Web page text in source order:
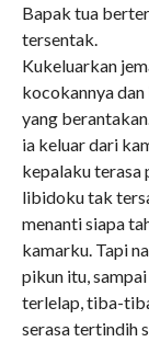
Bapak tua
tersentak.
Kukeluarkan
kocokannya
yang
ia keluar dari
kepalaku terasa
libidoku tak
menanti siapa
kamarku. Tapi
pikun itu,
terlelap, tiba-
serasa tertindih